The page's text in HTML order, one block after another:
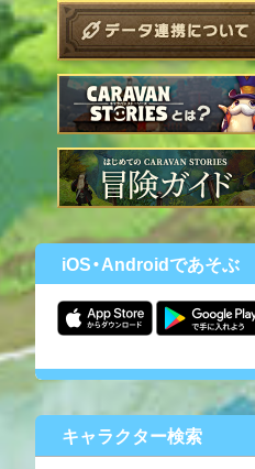
iOS・Androidであそぶ
キャラクター検索